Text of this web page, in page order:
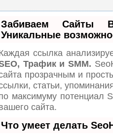
Забиваем
Уникальные
ссылка
Трафик и SMM.
прозрачным и
статьи,
максимуму потенциал
сайта.
Что умеет делать